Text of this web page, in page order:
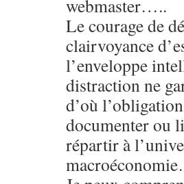
webmaster…..
Le courage de
clairvoyance
l’enveloppe
distraction ne
d’où
documenter ou
répartir à